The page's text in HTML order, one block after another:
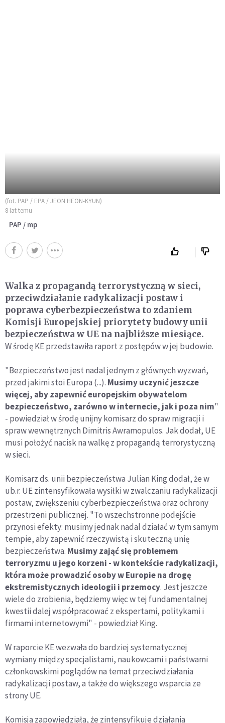
(fot. PAP / EPA / JEON HEON-KYUN)
8 lat temu
PAP / mp
Walka z propagandą terrorystyczną w sieci,
przeciwdziałanie radykalizacji postaw i
poprawa cyberbezpieczeństwa to zdaniem
Komisji Europejskiej priorytety budowy unii
bezpieczeństwa w UE na najbliższe miesiące.
W środę KE przedstawiła raport z postępów w jej budowie.
"Bezpieczeństwo jest nadal jednym z głównych wyzwań,
przed jakimi stoi Europa (...). Musimy uczynić jeszcze
więcej, aby zapewnić europejskim obywatelom
bezpieczeństwo, zarówno w internecie, jak i poza nim"
- powiedział w środę unijny komisarz do spraw migracji i
spraw wewnętrznych Dimitris Awramopulos. Jak dodał, UE
musi położyć nacisk na walkę z propagandą terrorystyczną
w sieci.
Komisarz ds. unii bezpieczeństwa Julian King dodał, że w
ub.r. UE zintensyfikowała wysiłki w zwalczaniu radykalizacji
postaw, zwiększeniu cyberbezpieczeństwa oraz ochrony
przestrzeni publicznej. "To wszechstronne podejście
przynosi efekty: musimy jednak nadal działać w tym samym
tempie, aby zapewnić rzeczywistą i skuteczną unię
bezpieczeństwa. Musimy zająć się problemem
terroryzmu u jego korzeni - w kontekście radykalizacji,
która może prowadzić osoby w Europie na drogę
ekstremistycznych ideologii i przemocy. Jest jeszcze
wiele do zrobienia, będziemy więc w tej fundamentalnej
kwestii dalej współpracować z ekspertami, politykami i
firmami internetowymi" - powiedział King.
W raporcie KE wezwała do bardziej systematycznej
wymiany między specjalistami, naukowcami i państwami
członkowskimi poglądów na temat przeciwdziałania
radykalizacji postaw, a także do większego wsparcia ze
strony UE.
Komisja zapowiedziała, że zintensyfikuje działania